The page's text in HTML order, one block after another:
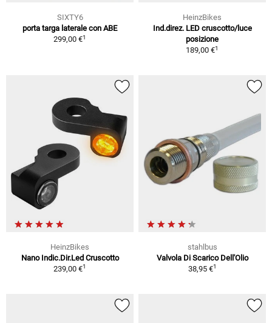
SIXTY6
porta targa laterale con ABE
299,00 €1
HeinzBikes
Ind.direz. LED cruscotto/luce
posizione
189,00 €1
HeinzBikes
Nano Indic.Dir.Led Cruscotto
239,00 €1
stahlbus
Valvola Di Scarico Dell'Olio
38,95 €1